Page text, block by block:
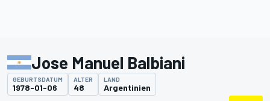
Jose Manuel Balbiani
GEBURTSDATUM
1978-01-06
ALTER
48
LAND
Argentinien